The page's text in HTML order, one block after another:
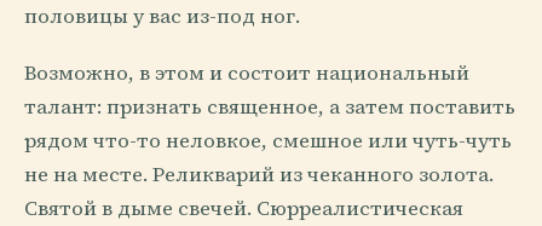
половицы у вас из-под ног.
Возможно, в этом и состоит национальный
талант: признать священное, а затем поставить
рядом что-то неловкое, смешное или чуть-чуть
не на месте. Реликварий из чеканного золота.
Святой в дыме свечей. Сюрреалистическая